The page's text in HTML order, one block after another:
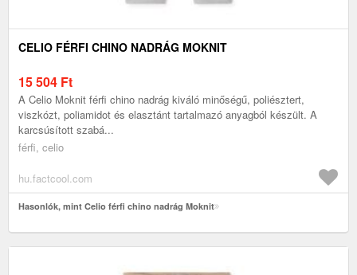
CELIO FÉRFI CHINO NADRÁG MOKNIT
15 504 Ft
A Celio Moknit férfi chino nadrág kiváló minőségű, poliésztert,
viszkózt, poliamidot és elasztánt tartalmazó anyagból készült. A
karcsúsított szabá...
férfi, celio
hu.factcool.com
Hasonlók, mint Celio férfi chino nadrág Moknit